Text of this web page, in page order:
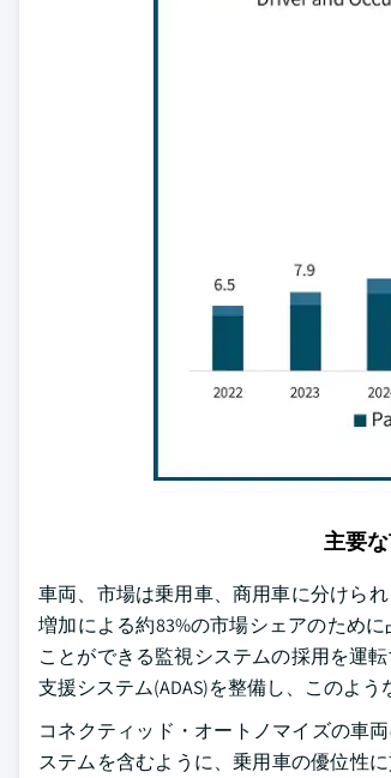
主要
車両、市場は乗用車、商用車に分けら
増加による約83%の市場シェアのため
ことができる監視システムの採用を運
支援システム(ADAS)を整備し、このよ
コネクティッド・オートノマイズの車
ステムを含むように、乗用車の優位性